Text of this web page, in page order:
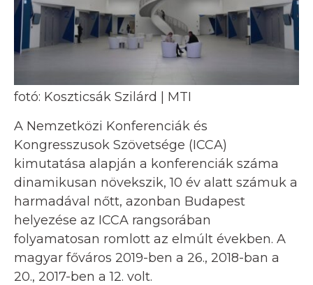
fotó: Koszticsák Szilárd | MTI
A Nemzetközi Konferenciák és
Kongresszusok Szövetsége (ICCA)
kimutatása alapján a konferenciák száma
dinamikusan növekszik, 10 év alatt számuk a
harmadával nőtt, azonban Budapest
helyezése az ICCA rangsorában
folyamatosan romlott az elmúlt években. A
magyar főváros 2019-ben a 26., 2018-ban a
20., 2017-ben a 12. volt.